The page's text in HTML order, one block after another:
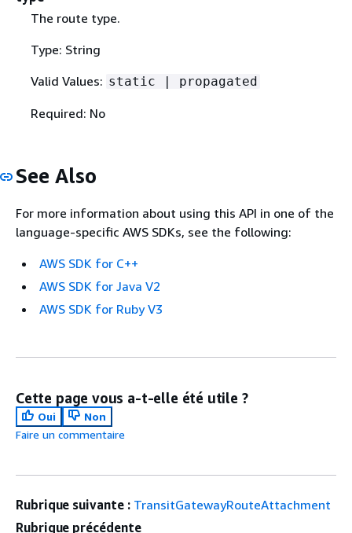
The route type.
Type: String
Valid Values: static | propagated
Required: No
See Also
For more information about using this API in one of the
language-specific AWS SDKs, see the following:
AWS SDK for C++
AWS SDK for Java V2
AWS SDK for Ruby V3
Cette page vous a-t-elle été utile ?
Oui
Non
Faire un commentaire
Rubrique suivante : TransitGatewayRouteAttachment
Rubrique précédente